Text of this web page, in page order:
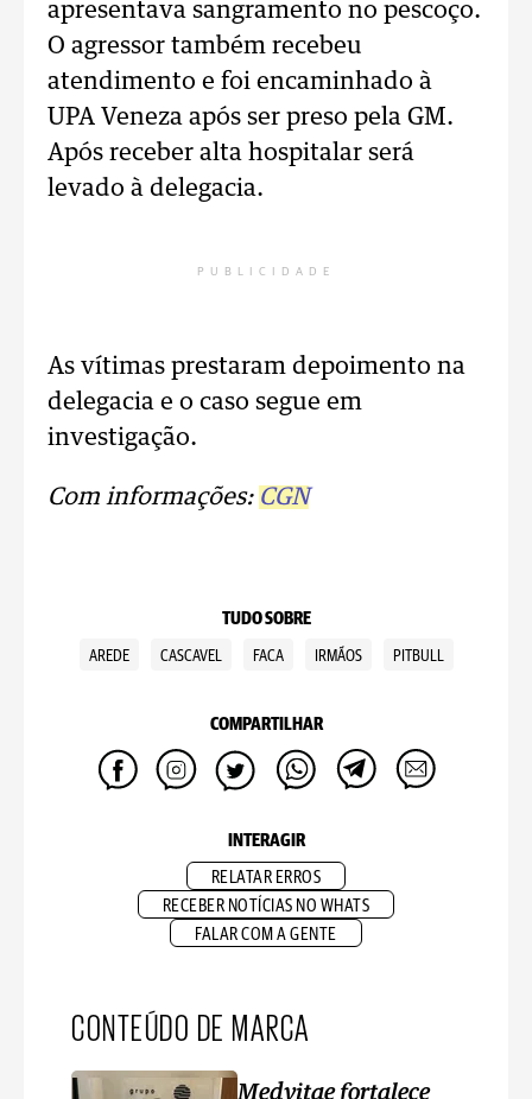
apresentava sangramento no pescoço.
O agressor também recebeu
atendimento e foi encaminhado à
UPA Veneza após ser preso pela GM.
Após receber alta hospitalar será
levado à delegacia.
PUBLICIDADE
As vítimas prestaram depoimento na
delegacia e o caso segue em
investigação.
Com informações: CGN
TUDO SOBRE
AREDE CASCAVEL FACA IRMÃOS PITBULL
COMPARTILHAR
INTERAGIR
RELATAR ERROS
RECEBER NOTÍCIAS NO WHATS
FALAR COM A GENTE
CONTEÚDO DE MARCA
Medvitae fortalece